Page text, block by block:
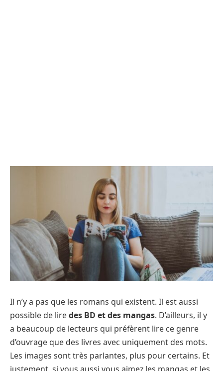
Il n’y a pas que les romans qui existent. Il est aussi
possible de liredes BD et des mangas. D’ailleurs, il y
a beaucoup de lecteurs qui préfèrent lire ce genre
d’ouvrage que des livres avec uniquement des mots.
Les images sont très parlantes, plus pour certains. Et